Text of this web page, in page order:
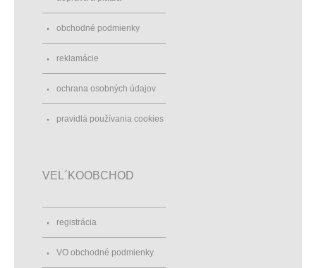
obchodné podmienky
reklamácie
ochrana osobných údajov
pravidlá používania cookies
VEL´KOOBCHOD
registrácia
VO obchodné podmienky